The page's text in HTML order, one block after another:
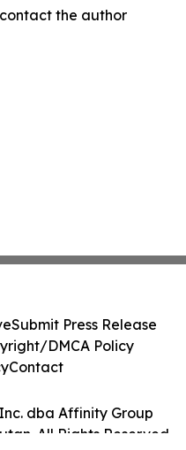
the author
dba Affinity Group
All Rights Reserved.
Submit Press Release
DMCA Policy
Contact